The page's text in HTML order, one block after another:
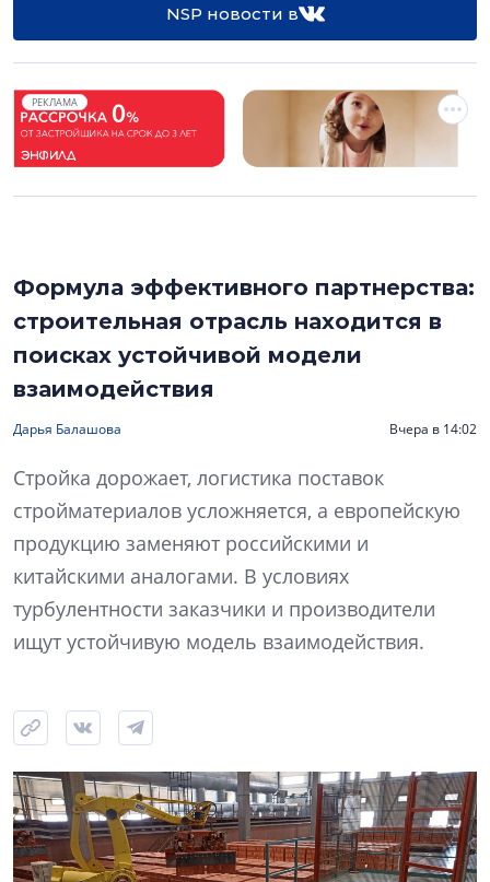
NSP новости в
РЕКЛАМА
Формула эффективного партнерства:
строительная отрасль находится в
поисках устойчивой модели
взаимодействия
Дарья Балашова Вчера в 14:02
Стройка дорожает, логистика поставок
стройматериалов усложняется, а европейскую
продукцию заменяют российскими и
китайскими аналогами. В условиях
турбулентности заказчики и производители
ищут устойчивую модель взаимодействия.